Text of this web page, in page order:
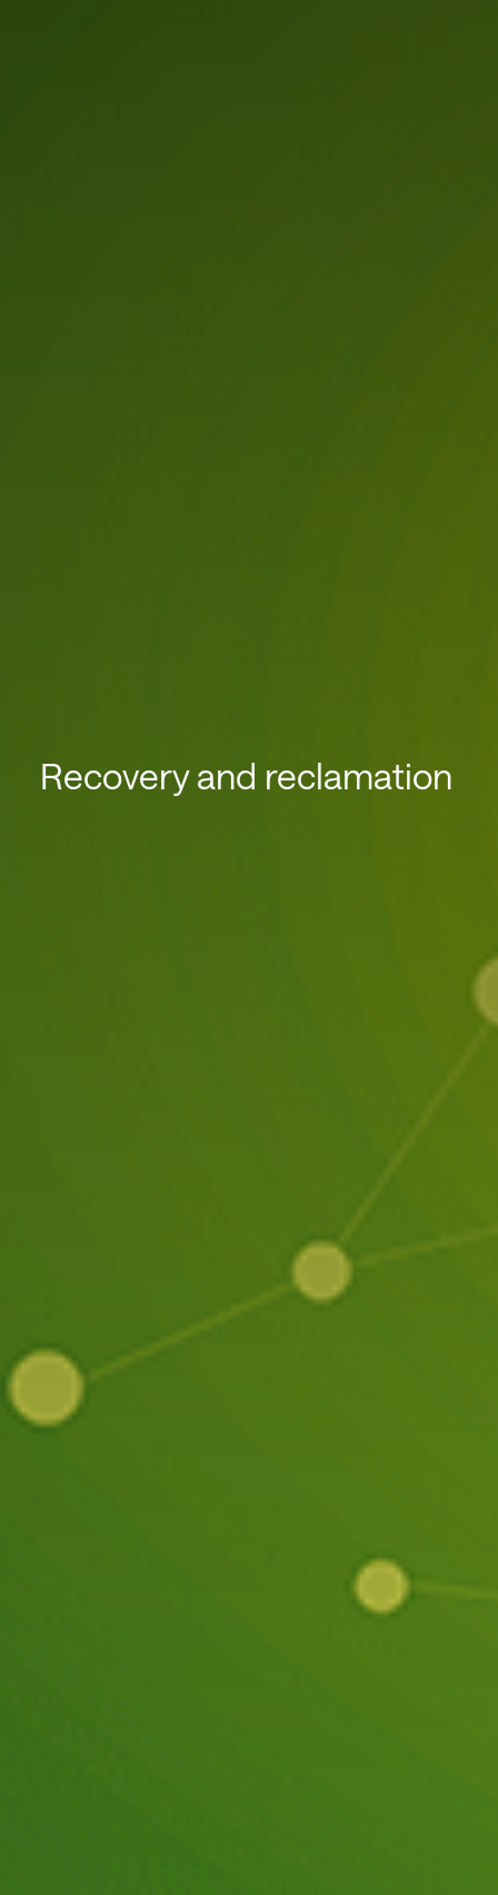
Recovery and reclamation